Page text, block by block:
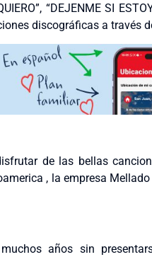
“DEJENME SI
discográficas a través
de las bellas
, la empresa
años sin